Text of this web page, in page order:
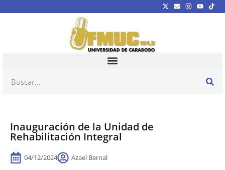
Inauguración de la Unidad de
Rehabilitación Integral
04/12/2024 Azael Bernal